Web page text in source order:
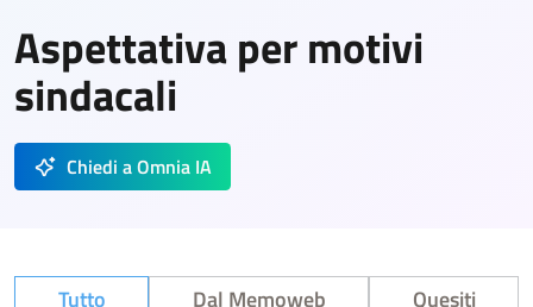
Aspettativa per motivi
sindacali
Chiedi a Omnia IA
Tutto Dal Memoweb
Quesiti